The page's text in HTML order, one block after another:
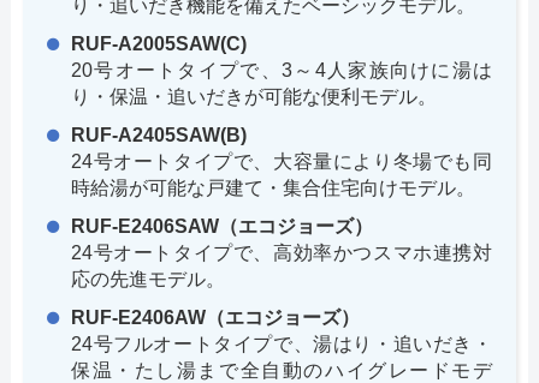
り・追いだき機能を備えたベーシックモデル。
RUF-A2005SAW(C)
20号オートタイプで、3～4人家族向けに湯は
り・保温・追いだきが可能な便利モデル。
RUF-A2405SAW(B)
24号オートタイプで、大容量により冬場でも同
時給湯が可能な戸建て・集合住宅向けモデル。
RUF-E2406SAW（エコジョーズ）
24号オートタイプで、高効率かつスマホ連携対
応の先進モデル。
RUF-E2406AW（エコジョーズ）
24号フルオートタイプで、湯はり・追いだき・
保温・たし湯まで全自動のハイグレードモデ